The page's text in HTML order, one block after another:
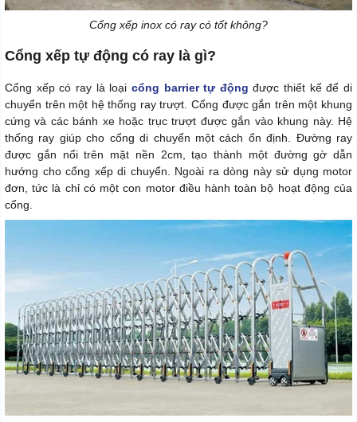
Cổng xếp inox có ray có tốt không?
Cổng xếp tự động có ray là gì?
Cổng xếp có ray là loại cổng barrier tự động được thiết kế để di
chuyển trên một hệ thống ray trượt. Cổng được gắn trên một khung
cứng và các bánh xe hoặc trục trượt được gắn vào khung này. Hệ
thống ray giúp cho cổng di chuyển một cách ổn định. Đường ray
được gắn nổi trên mặt nền 2cm, tạo thành một đường gờ dẫn
hướng cho cổng xếp di chuyển. Ngoài ra dòng này sử dụng motor
đơn, tức là chỉ có một con motor điều hành toàn bộ hoạt động của
cổng.